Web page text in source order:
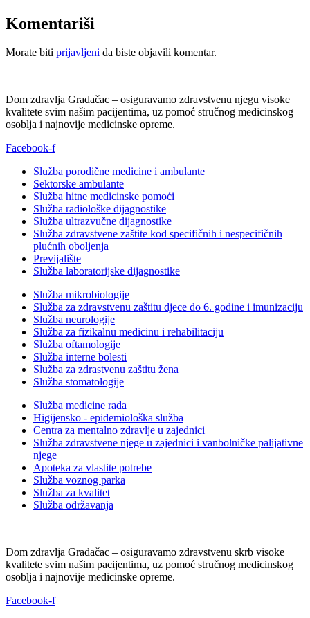
Komentariši
Morate biti prijavljeni da biste objavili komentar.
Dom zdravlja Gradačac – osiguravamo zdravstvenu njegu visoke
kvalitete svim našim pacijentima, uz pomoć stručnog medicinskog
osoblja i najnovije medicinske opreme.
Facebook-f
Služba porodične medicine i ambulante
Sektorske ambulante
Služba hitne medicinske pomoći
Služba radiološke dijagnostike
Služba ultrazvučne dijagnostike
Služba zdravstvene zaštite kod specifičnih i nespecifičnih
plućnih oboljenja
Previjalište
Služba laboratorijske dijagnostike
Služba mikrobiologije
Služba za zdravstvenu zaštitu djece do 6. godine i imunizaciju
Služba neurologije
Služba za fizikalnu medicinu i rehabilitaciju
Služba oftamologije
Služba interne bolesti
Služba za zdrastvenu zaštitu žena
Služba stomatologije
Služba medicine rada
Higijensko - epidemiološka služba
Centra za mentalno zdravlje u zajednici
Služba zdravstvene njege u zajednici i vanbolničke palijativne
njege
Apoteka za vlastite potrebe
Služba voznog parka
Služba za kvalitet
Služba održavanja
Dom zdravlja Gradačac – osiguravamo zdravstvenu skrb visoke
kvalitete svim našim pacijentima, uz pomoć stručnog medicinskog
osoblja i najnovije medicinske opreme.
Facebook-f